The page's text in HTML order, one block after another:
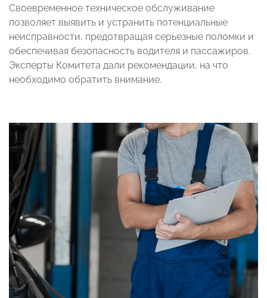
Своевременное техническое обслуживание
позволяет выявить и устранить потенциальные
неисправности, предотвращая серьезные поломки и
обеспечивая безопасность водителя и пассажиров.
Эксперты Комитета дали рекомендации, на что
необходимо обратить внимание.